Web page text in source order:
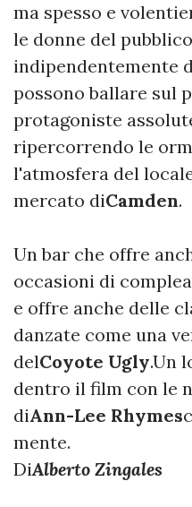
ma spesso e
le donne del
indipendentemente
possono ballare sul
protagoniste
ripercorrendo le
l'atmosfera del
mercato diCamden.
Un bar che offre
occasioni di
e offre anche delle
danzate come una
delCoyote Ugly.Un
dentro il film con le
diAnn-Lee Rhymes
mente.
DiAlberto Zingales